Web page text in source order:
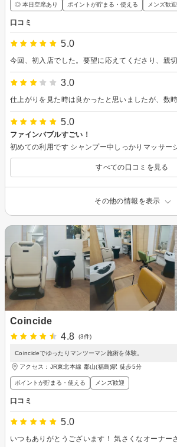
◎ 本日空席あり ポイントが貯まる・使える メンズ歓迎
口コミ
5.0
3.0
5.0
ファインバブルすごい！
すべての口コミを見る
その他の情報を表示
Coincide
4.8
(3件)
Coincideでゆったりマンツーマン施術を体験。
アクセス：JR東北本線 郡山(福島)駅 徒歩5分
ポイントが貯まる・使える メンズ歓迎
口コミ
5.0